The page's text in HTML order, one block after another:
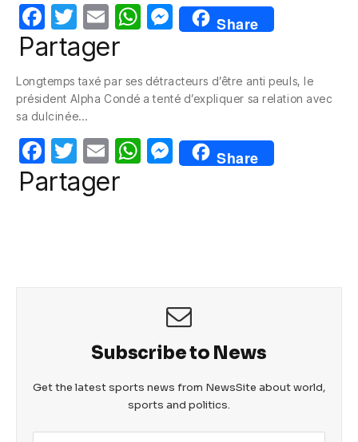
F
a
e
b
o
o
k
T
w
itt
er
E
m
W
s
p
p
M
e
e
g
er
Share
Partager
Longtemps taxé par ses détracteurs d’être anti peuls, le
président Alpha Condé a tenté d’expliquer sa relation avec
sa dulcinée…
F
a
T
w
itt
E
m
W M
e
er
Share
Partager
Subscribe to News
Get the latest sports news from NewsSite about world,
sports and politics.